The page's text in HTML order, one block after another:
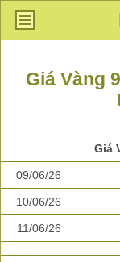
Giá Vàng
Giá
09/06/26
10/06/26
11/06/26